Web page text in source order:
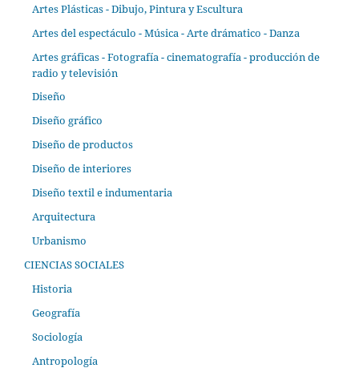
Artes Plásticas - Dibujo, Pintura y Escultura
Artes del espectáculo - Música - Arte drámatico - Danza
Artes gráficas - Fotografía - cinematografía - producción de
radio y televisión
Diseño
Diseño gráfico
Diseño de productos
Diseño de interiores
Diseño textil e indumentaria
Arquitectura
Urbanismo
CIENCIAS SOCIALES
Historia
Geografía
Sociología
Antropología